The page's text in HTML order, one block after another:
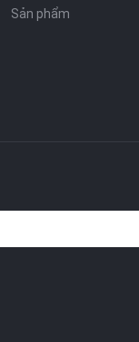
Sản phẩm